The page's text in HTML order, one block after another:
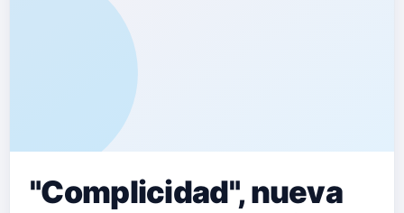
"Complicidad", nueva